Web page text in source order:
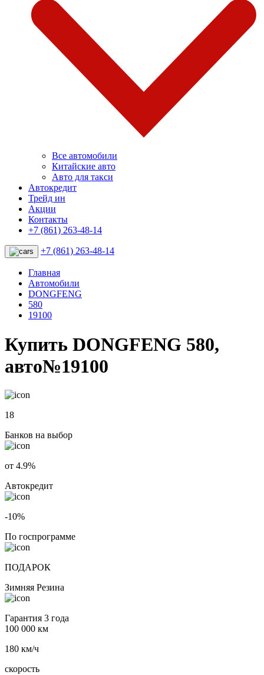
Все автомобили
Китайские авто
Авто для такси
Автокредит
Трейд ин
Акции
Контакты
+7 (861) 263-48-14
+7 (861) 263-48-14
Главная
Автомобили
DONGFENG
580
19100
Купить DONGFENG 580,
авто№19100
18
Банков на выбор
от 4.9%
Автокредит
-10%
По госпрограмме
ПОДАРОК
Зимняя Резина
Гарантия 3 года
100 000 км
180 км/ч
скорость